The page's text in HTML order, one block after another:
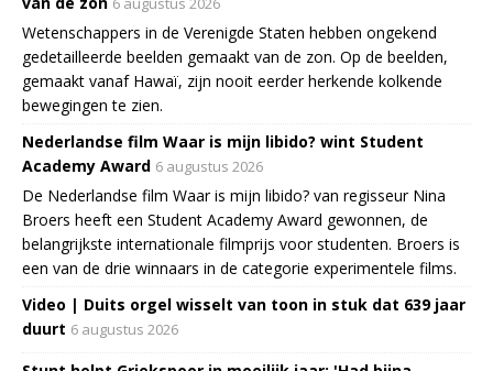
Wetenschappers in de Verenigde Staten hebben ongekend
gedetailleerde beelden gemaakt van de zon. Op de beelden,
gemaakt vanaf Hawaï, zijn nooit eerder herkende kolkende
bewegingen te zien.
Nederlandse film Waar is mijn libido? wint Student
Academy Award 6 augustus 2026
De Nederlandse film Waar is mijn libido? van regisseur Nina
Broers heeft een Student Academy Award gewonnen, de
belangrijkste internationale filmprijs voor studenten. Broers is
een van de drie winnaars in de categorie experimentele films.
Video | Duits orgel wisselt van toon in stuk dat 639 jaar
duurt 6 augustus 2026